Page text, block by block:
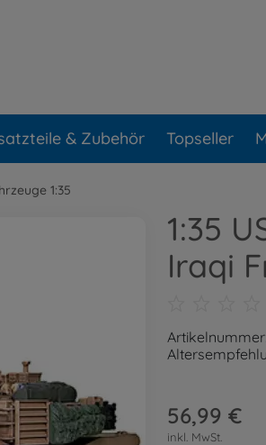
& Zubehör Topseller
1:35
1:35
Iraqi
56,99 €
inkl. MwSt.